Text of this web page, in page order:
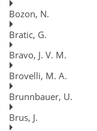
Bozon, N.
Bratic, G.
Bravo, J. V. M.
Brovelli, M. A.
Brunnbauer, U.
Brus, J.